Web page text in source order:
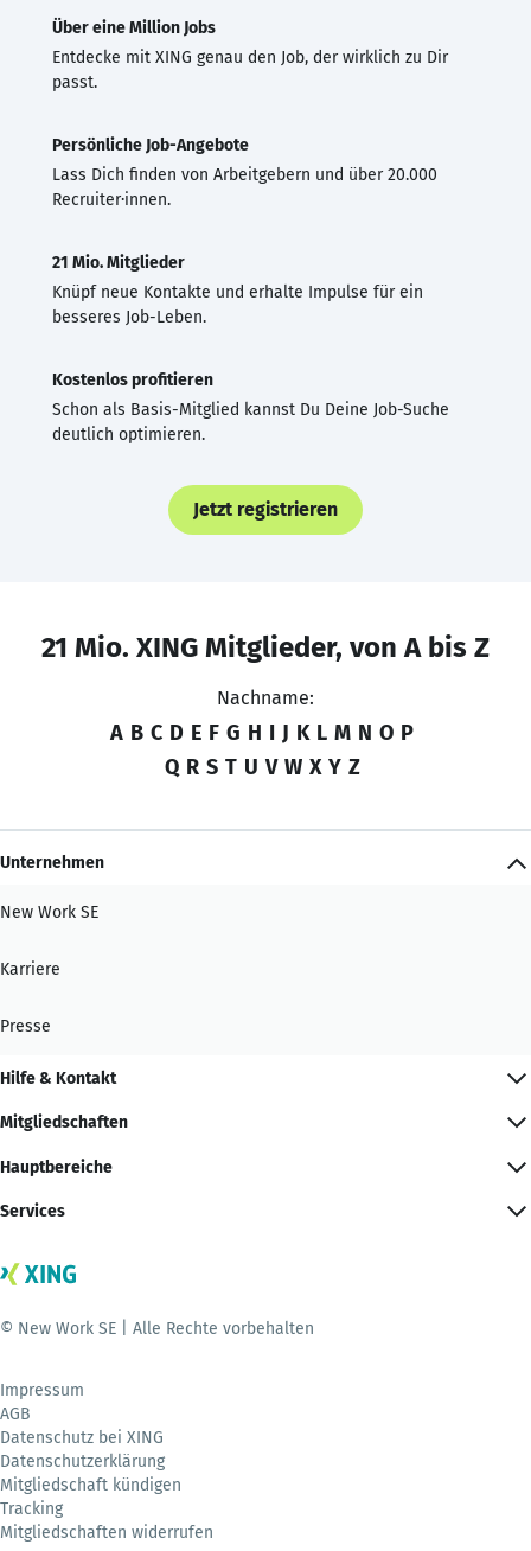
Über eine Million Jobs
Entdecke mit XING genau den Job, der wirklich zu Dir
passt.
Persönliche Job-Angebote
Lass Dich finden von Arbeitgebern und über 20.000
Recruiter·innen.
21 Mio. Mitglieder
Knüpf neue Kontakte und erhalte Impulse für ein
besseres Job-Leben.
Kostenlos profitieren
Schon als Basis-Mitglied kannst Du Deine Job-Suche
deutlich optimieren.
Jetzt registrieren
21 Mio. XING Mitglieder, von A bis Z
Nachname:
A B C D E F G H I J K L M N O P
Q R S T U V W X Y Z
Unternehmen
New Work SE
Karriere
Presse
Hilfe & Kontakt
Mitgliedschaften
Hauptbereiche
Services
© New Work SE | Alle Rechte vorbehalten
Impressum
AGB
Datenschutz bei XING
Datenschutzerklärung
Mitgliedschaft kündigen
Tracking
Mitgliedschaften widerrufen